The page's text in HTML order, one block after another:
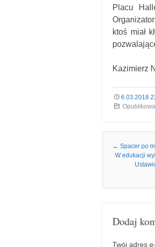
Placu
ktoś miał
Kazimierz
6.03.2018
Nawigacja we
← Spacer po
W edukacji
Dodaj
Twój adres